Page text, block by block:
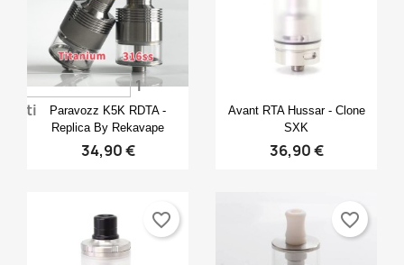
Anteprima
Paravozz K5K RDTA -
Replica By Rekavape
34,90 €
1
voti
Anteprima
Avant RTA Hussar - Clone
SXK
36,90 €
favorite_border favorite_border